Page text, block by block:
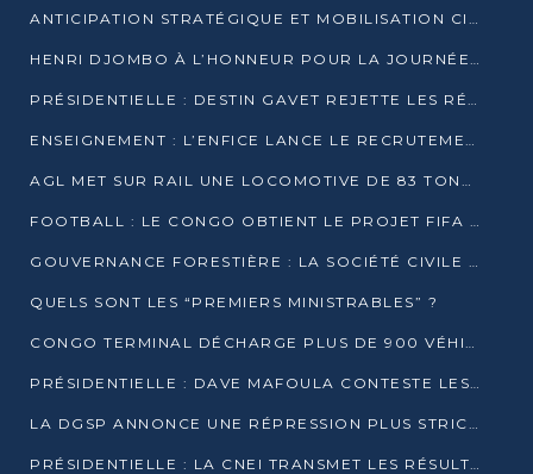
ANTICIPATION STRATÉGIQUE ET MOBILISATION CITOYENNE POUR NOTRE SOUVERAINETÉ NATIONALE
HENRI DJOMBO À L’HONNEUR POUR LA JOURNÉE MONDIALE DU THÉÂTRE
PRÉSIDENTIELLE : DESTIN GAVET REJETTE LES RÉSULTATS ET APPELLE À UN DIALOGUE NATIONAL
ENSEIGNEMENT : L’ENFICE LANCE LE RECRUTEMENT DE SA PREMIÈRE PROMOTION DE PROFESSEURS DES ÉCOLES
AGL MET SUR RAIL UNE LOCOMOTIVE DE 83 TONNES À POINTE-NOIRE
FOOTBALL : LE CONGO OBTIENT LE PROJET FIFA ARENA POUR SES 15 DÉPARTEMENTS
GOUVERNANCE FORESTIÈRE : LA SOCIÉTÉ CIVILE CONGOLAISE AFFICHE SES PRIORITÉS POUR 2026
QUELS SONT LES “PREMIERS MINISTRABLES” ?
CONGO TERMINAL DÉCHARGE PLUS DE 900 VÉHICULES EN QUELQUES HEURES
PRÉSIDENTIELLE : DAVE MAFOULA CONTESTE LES RÉSULTATS PROVISOIRES
LA DGSP ANNONCE UNE RÉPRESSION PLUS STRICTE CONTRE LES MOTO-TAXIS
PRÉSIDENTIELLE : LA CNEI TRANSMET LES RÉSULTATS PROVISOIRES À LA COUR CONSTITUTIONNELLE